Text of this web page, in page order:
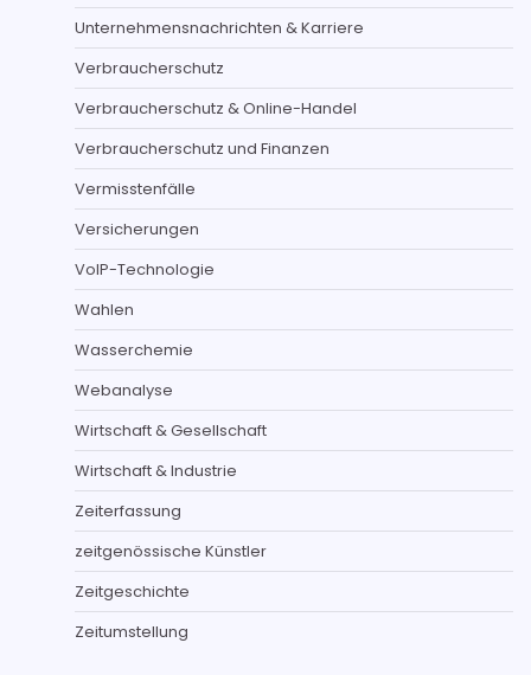
Unternehmensnachrichten & Karriere
Verbraucherschutz
Verbraucherschutz & Online-Handel
Verbraucherschutz und Finanzen
Vermisstenfälle
Versicherungen
VoIP-Technologie
Wahlen
Wasserchemie
Webanalyse
Wirtschaft & Gesellschaft
Wirtschaft & Industrie
Zeiterfassung
zeitgenössische Künstler
Zeitgeschichte
Zeitumstellung